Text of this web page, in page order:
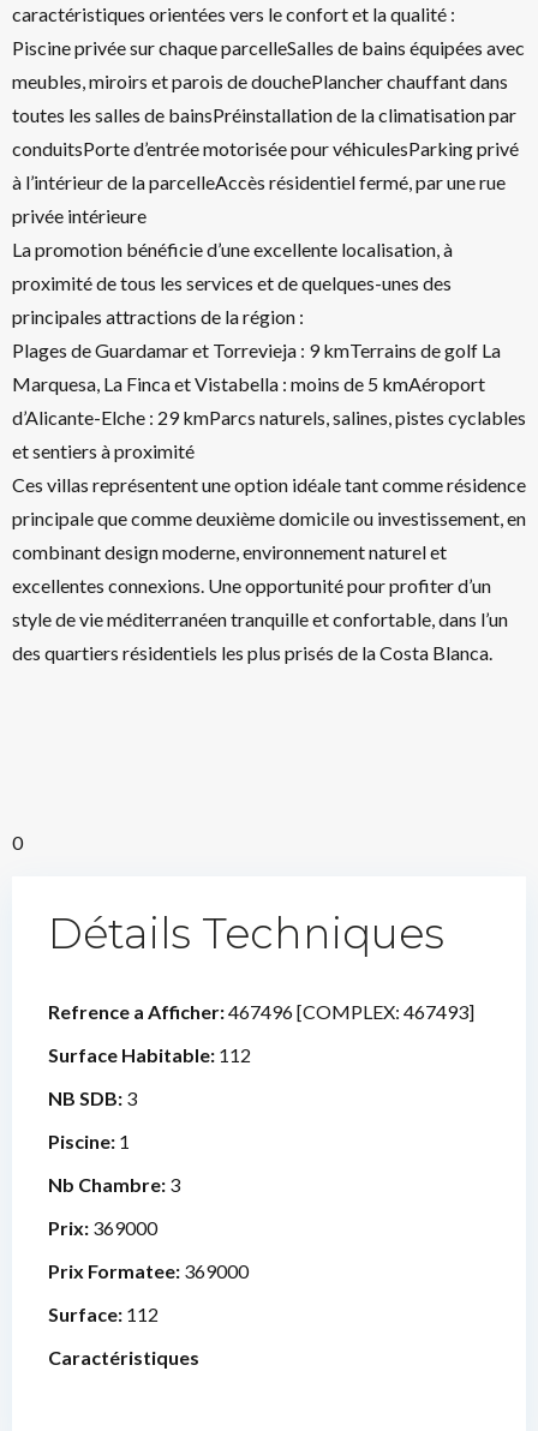
caractéristiques orientées vers le confort et la qualité :
Piscine privée sur chaque parcelleSalles de bains équipées avec
meubles, miroirs et parois de douchePlancher chauffant dans
toutes les salles de bainsPréinstallation de la climatisation par
conduitsPorte d’entrée motorisée pour véhiculesParking privé
à l’intérieur de la parcelleAccès résidentiel fermé, par une rue
privée intérieure
La promotion bénéficie d’une excellente localisation, à
proximité de tous les services et de quelques-unes des
principales attractions de la région :
Plages de Guardamar et Torrevieja : 9 kmTerrains de golf La
Marquesa, La Finca et Vistabella : moins de 5 kmAéroport
d’Alicante-Elche : 29 kmParcs naturels, salines, pistes cyclables
et sentiers à proximité
Ces villas représentent une option idéale tant comme résidence
principale que comme deuxième domicile ou investissement, en
combinant design moderne, environnement naturel et
excellentes connexions. Une opportunité pour profiter d’un
style de vie méditerranéen tranquille et confortable, dans l’un
des quartiers résidentiels les plus prisés de la Costa Blanca.
0
Détails Techniques
Refrence a Afficher:467496 [COMPLEX: 467493]
Surface Habitable: 112
NB SDB: 3
Piscine: 1
Nb Chambre: 3
Prix: 369000
Prix Formatee: 369000
Surface: 112
Caractéristiques